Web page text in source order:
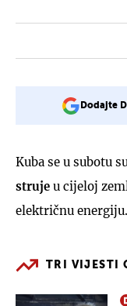
Dodajte
Kuba se u subotu
struje u cijeloj
električnu energiju.
TRI VIJESTI